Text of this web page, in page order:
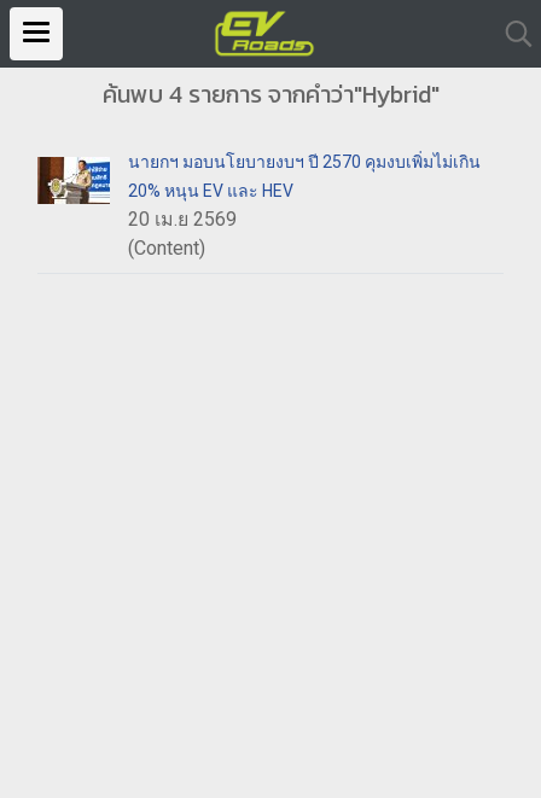
ค้นพบ 4 รายการ จากคำว่า"Hybrid"
นายกฯ มอบนโยบายงบฯ ปี 2570 คุมงบเพิ่มไม่เกิน
20% หนุน EV และ HEV
20 เม.ย 2569
(Content)